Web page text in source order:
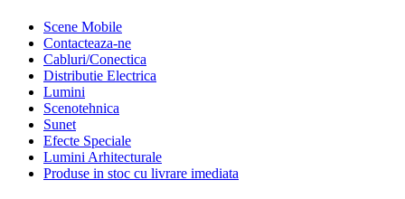
Scene Mobile
Contacteaza-ne
Cabluri/Conectica
Distributie Electrica
Lumini
Scenotehnica
Sunet
Efecte Speciale
Lumini Arhitecturale
Produse in stoc cu livrare imediata